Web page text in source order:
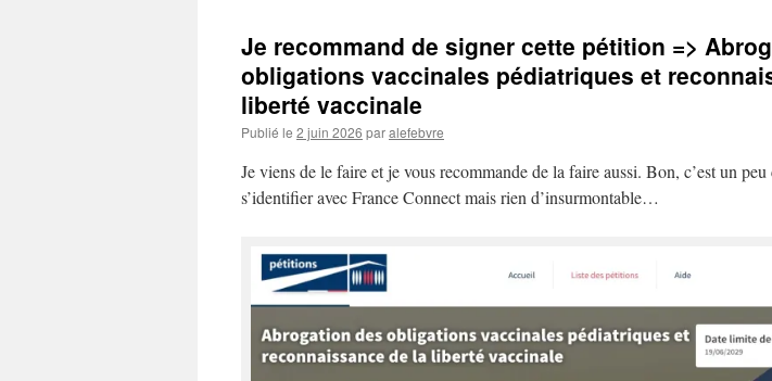
Je recommand de signer cette pétition =>
obligations vaccinales pédiatriques et
liberté vaccinale
Publié le 2 juin 2026 paralefebvre
Je viens de le faire et je vous recommande de la faire aussi. Bon, c’est un
s’identifier avec France Connect mais rien d’insurmontable…